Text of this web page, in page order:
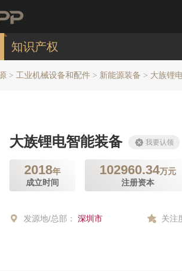
知识产权
> 工业机械设备和配件 > 新能源装备 > 大族锂
大族锂电智能装备 我要认领
2018年
成立时间
102960.34万元
注册资本
发源地/总部： 深圳市 关注